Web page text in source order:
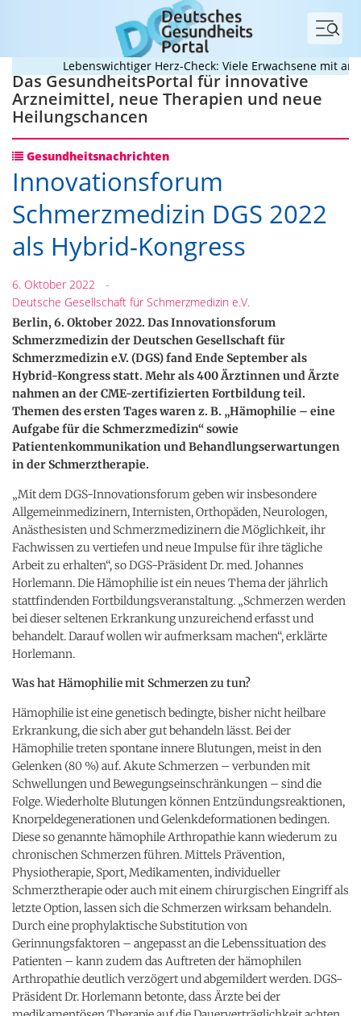
Menü
Lebenswichtiger Herz-Check: Viele Erwachsene mit
Das GesundheitsPortal für innovative
Arzneimittel, neue Therapien und neue
Heilungschancen
Gesundheitsnachrichten
Innovationsforum
Schmerzmedizin DGS 2022
als Hybrid-Kongress
6. Oktober 2022
-
Deutsche Gesellschaft für Schmerzmedizin e.V.
Berlin, 6. Oktober 2022. Das Innovationsforum
Schmerzmedizin der Deutschen Gesellschaft für
Schmerzmedizin e.V. (DGS) fand Ende September als
Hybrid-Kongress statt. Mehr als 400 Ärztinnen und Ärzte
nahmen an der CME-zertifizierten Fortbildung teil.
Themen des ersten Tages waren z. B. „Hämophilie – eine
Aufgabe für die Schmerzmedizin“ sowie
Patientenkommunikation und Behandlungserwartungen
in der Schmerztherapie.
„Mit dem DGS-Innovationsforum geben wir insbesondere
Allgemeinmedizinern, Internisten, Orthopäden, Neurologen,
Anästhesisten und Schmerzmedizinern die Möglichkeit, ihr
Fachwissen zu vertiefen und neue Impulse für ihre tägliche
Arbeit zu erhalten“, so DGS-Präsident Dr. med. Johannes
Horlemann. Die Hämophilie ist ein neues Thema der jährlich
stattfindenden Fortbildungsveranstaltung. „Schmerzen werden
bei dieser seltenen Erkrankung unzureichend erfasst und
behandelt. Darauf wollen wir aufmerksam machen“, erklärte
Horlemann.
Was hat Hämophilie mit Schmerzen zu tun?
Hämophilie ist eine genetisch bedingte, bisher nicht heilbare
Erkrankung, die sich aber gut behandeln lässt. Bei der
Hämophilie treten spontane innere Blutungen, meist in den
Gelenken (80 %) auf. Akute Schmerzen – verbunden mit
Schwellungen und Bewegungseinschränkungen – sind die
Folge. Wiederholte Blutungen können Entzündungsreaktionen,
Knorpeldegenerationen und Gelenkdeformationen bedingen.
Diese so genannte hämophile Arthropathie kann wiederum zu
chronischen Schmerzen führen. Mittels Prävention,
Physiotherapie, Sport, Medikamenten, individueller
Schmerztherapie oder auch mit einem chirurgischen Eingriff als
letzte Option, lassen sich die Schmerzen wirksam behandeln.
Durch eine prophylaktische Substitution von
Gerinnungsfaktoren – angepasst an die Lebenssituation des
Patienten – kann zudem das Auftreten der hämophilen
Arthropathie deutlich verzögert und abgemildert werden. DGS-
Präsident Dr. Horlemann betonte, dass Ärzte bei der